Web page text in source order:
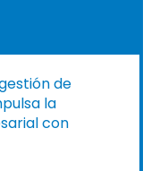
de
la
con